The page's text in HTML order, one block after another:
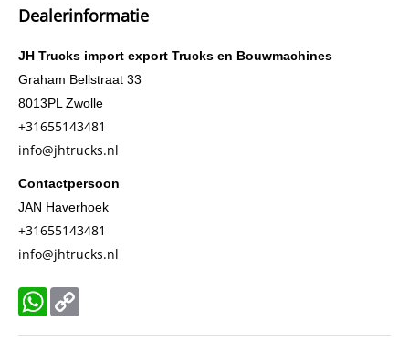
Conditie algemeen
Aandrijving
6x2
Constructiedatum
Opbouw pomp
BTW verrekenbaar
Dealerinformatie
JH Trucks import export Trucks en Bouwmachines
Graham Bellstraat 33
8013PL Zwolle
+31655143481
info@jhtrucks.nl
Contactpersoon
JAN Haverhoek
+31655143481
info@jhtrucks.nl
WhatsApp